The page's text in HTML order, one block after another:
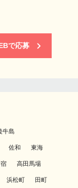
で応募
牛島
佐和 東海
高田馬場
浜松町 田町